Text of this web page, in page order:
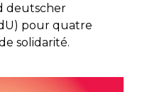
deutscher
pour quatre
solidarité.